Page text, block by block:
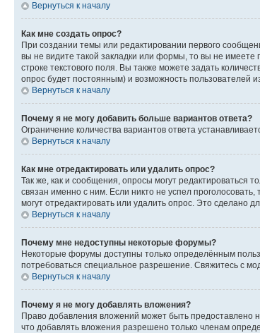
Вернуться к началу
Как мне создать опрос?
При создании темы или редактировании первого
вы не видите такой закладки или формы, то вы не имеете
строке текстового поля. Вы также можете задать
опрос будет постоянным) и возможность пользователей
Вернуться к началу
Почему я не могу добавить больше вариантов ответа?
Ограничение количества вариантов ответа
Вернуться к началу
Как мне отредактировать или удалить опрос?
Так же, как и сообщения, опросы могут редактироваться
связан именно с ним. Если никто не успел
могут отредактировать или удалить опрос. Это сделано
Вернуться к началу
Почему мне недоступны некоторые форумы?
Некоторые форумы доступны только определённым
потребоваться специальное разрешение. Свяжитесь с
Вернуться к началу
Почему я не могу добавлять вложения?
Право добавления вложений может быть
что добавлять вложения разрешено только членам